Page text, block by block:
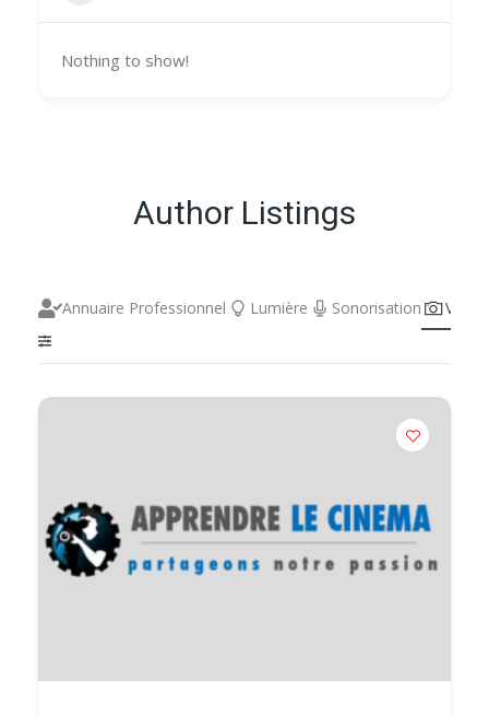
Nothing to show!
Author Listings
Annuaire Professionnel Lumière Sonorisation Vidéo